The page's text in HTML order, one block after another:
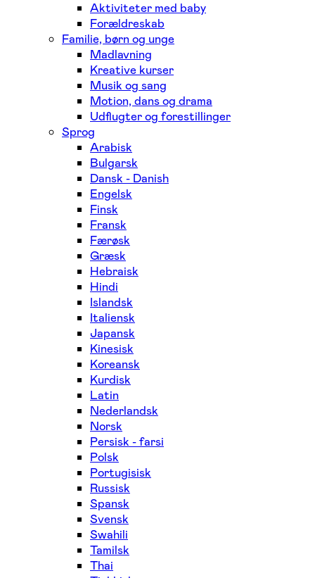
Aktiviteter med baby
Forældreskab
Familie, børn og unge
Madlavning
Kreative kurser
Musik og sang
Motion, dans og drama
Udflugter og forestillinger
Sprog
Arabisk
Bulgarsk
Dansk - Danish
Engelsk
Finsk
Fransk
Færøsk
Græsk
Hebraisk
Hindi
Islandsk
Italiensk
Japansk
Kinesisk
Koreansk
Kurdisk
Latin
Nederlandsk
Norsk
Persisk - farsi
Polsk
Portugisisk
Russisk
Spansk
Svensk
Swahili
Tamilsk
Thai